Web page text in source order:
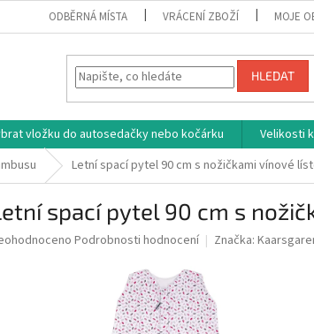
ODBĚRNÁ MÍSTA VRÁCENÍ ZBOŽÍ MOJE
HLEDAT
vložku do autosedačky nebo kočárku Velikosti
Letní spací pytel 90 cm s nožičkami vínové
spací pytel 90 cm s
Podrobnosti hodnocení Značka: